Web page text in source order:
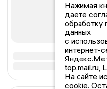
Нажимая
даете
обработку
данных
с
интернет-
top.mail.ru,
На сайте
cookie.